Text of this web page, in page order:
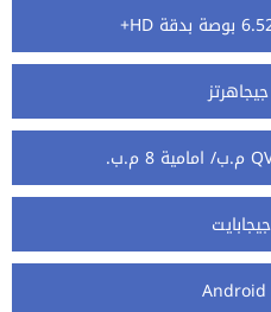
Android